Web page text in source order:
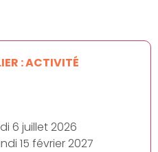
: ACTIVITÉ
6 juillet 2026
15 février 2027